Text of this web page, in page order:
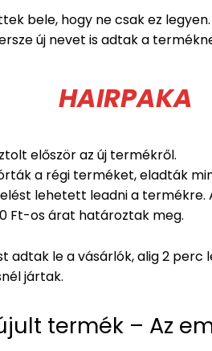
bele, hogy ne csak ez
új nevet is adtak a
HAIRPAKA
először az új termékről.
a régi terméket, eladták
lehetett leadni a termékre.
Ft-os árat határoztak meg.
adtak le a vásárlók, alig 2 perc
jártak.
termék – Az